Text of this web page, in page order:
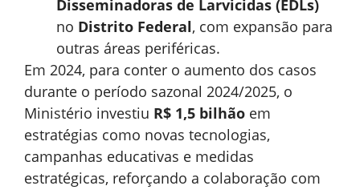
Disseminadoras de Larvicidas (EDLs)
no Distrito Federal, com expansão para
outras áreas periféricas.
Em 2024, para conter o aumento dos casos
durante o período sazonal 2024/2025, o
Ministério investiu R$ 1,5 bilhão em
estratégias como novas tecnologias,
campanhas educativas e medidas
estratégicas, reforçando a colaboração com